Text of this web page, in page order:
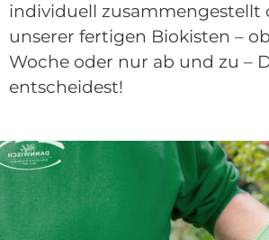
individuell zusammengestellt
unserer fertigen Biokisten –
Woche oder nur ab und zu –
entscheidest!